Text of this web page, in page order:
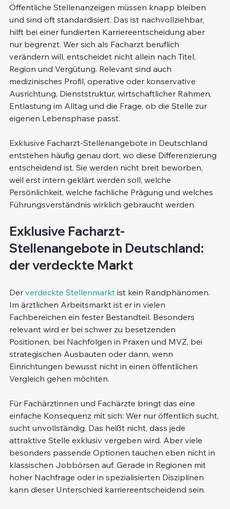
Öffentliche Stellenanzeigen müssen knapp bleiben
und sind oft standardisiert. Das ist nachvollziehbar,
hilft bei einer fundierten Karriereentscheidung aber
nur begrenzt. Wer sich als Facharzt beruflich
verändern will, entscheidet nicht allein nach Titel,
Region und Vergütung. Relevant sind auch
medizinisches Profil, operative oder konservative
Ausrichtung, Dienststruktur, wirtschaftlicher Rahmen,
Entlastung im Alltag und die Frage, ob die Stelle zur
eigenen Lebensphase passt.
Exklusive Facharzt-Stellenangebote in Deutschland
entstehen häufig genau dort, wo diese Differenzierung
entscheidend ist. Sie werden nicht breit beworben,
weil erst intern geklärt werden soll, welche
Persönlichkeit, welche fachliche Prägung und welches
Führungsverständnis wirklich gebraucht werden.
Exklusive Facharzt-
Stellenangebote in Deutschland:
der verdeckte Markt
Der verdeckte Stellenmarkt ist kein Randphänomen.
Im ärztlichen Arbeitsmarkt ist er in vielen
Fachbereichen ein fester Bestandteil. Besonders
relevant wird er bei schwer zu besetzenden
Positionen, bei Nachfolgen in Praxen und MVZ, bei
strategischen Ausbauten oder dann, wenn
Einrichtungen bewusst nicht in einen öffentlichen
Vergleich gehen möchten.
Für Fachärztinnen und Fachärzte bringt das eine
einfache Konsequenz mit sich: Wer nur öffentlich sucht,
sucht unvollständig. Das heißt nicht, dass jede
attraktive Stelle exklusiv vergeben wird. Aber viele
besonders passende Optionen tauchen eben nicht in
klassischen Jobbörsen auf. Gerade in Regionen mit
hoher Nachfrage oder in spezialisierten Disziplinen
kann dieser Unterschied karriereentscheidend sein.